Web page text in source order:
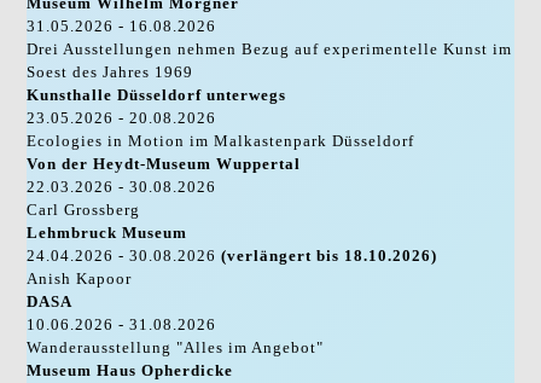
31.05.2026 - 16.08.2026
Drei Ausstellungen nehmen Bezug auf experimentelle Kunst im
Soest des Jahres 1969
Kunsthalle Düsseldorf unterwegs
23.05.2026 - 20.08.2026
Ecologies in Motion im Malkastenpark Düsseldorf
Von der Heydt-Museum Wuppertal
22.03.2026 - 30.08.2026
Carl Grossberg
Lehmbruck Museum
24.04.2026 - 30.08.2026(verlängert bis 18.10.2026)
Anish Kapoor
DASA
10.06.2026 - 31.08.2026
Wanderausstellung "Alles im Angebot"
Museum Haus Opherdicke